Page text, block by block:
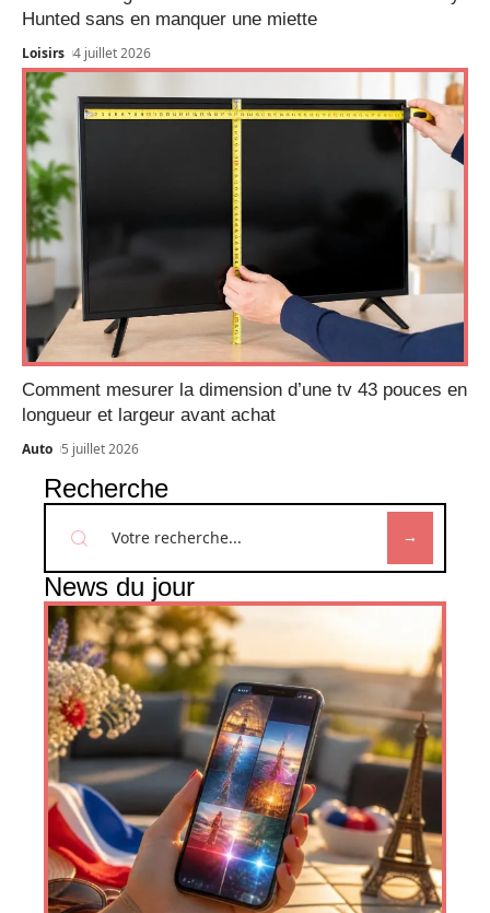
Hunted sans en manquer une miette
Loisirs 4 juillet 2026
Comment mesurer la dimension d’une tv 43 pouces en
longueur et largeur avant achat
Auto 5 juillet 2026
Recherche
News du jour